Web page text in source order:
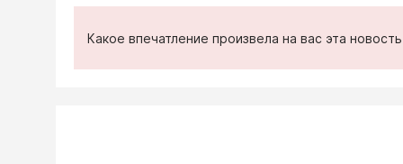
Какое впечатление произвела на вас эта